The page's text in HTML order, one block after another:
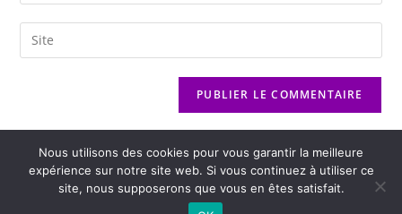
Nous utilisons des cookies pour vous garantir la meilleure
expérience sur notre site web. Si vous continuez à utiliser ce
site, nous supposerons que vous en êtes satisfait.